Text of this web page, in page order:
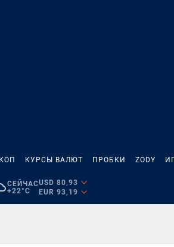
КУРСЫ ВАЛЮТ ПРОБКИ ZODY
СЕЙЧАС
+22°C
USD 80,93
EUR 93,19